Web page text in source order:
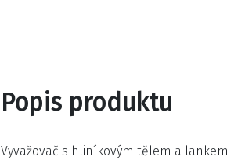
Popis produktu
Vyvažovač s hliníkovým tělem a